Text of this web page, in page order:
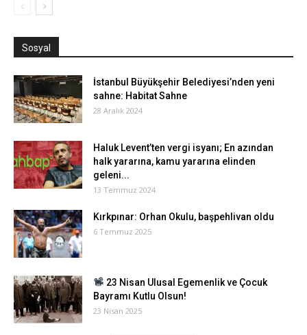
Sosyal
İstanbul Büyükşehir Belediyesi’nden yeni
sahne: Habitat Sahne
28 Aralık 2024
Haluk Levent’ten vergi isyanı; En azından
halk yararına, kamu yararına elinden
geleni...
13 Temmuz 2024
Kırkpınar: Orhan Okulu, başpehlivan oldu
6 Temmuz 2025
23 Nisan Ulusal Egemenlik ve Çocuk
Bayramı Kutlu Olsun!
23 Nisan 2025